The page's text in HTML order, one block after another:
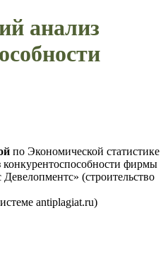
анализ
по Экономической статистике
конкурентоспособности фирмы
(строительство
antiplagiat.ru)